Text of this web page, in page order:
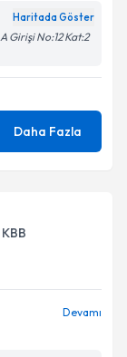
Haritada Göster
Girişi No:12 Kat:2
Daha Fazla
Devamı